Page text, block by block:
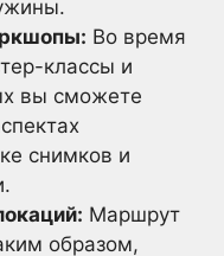
Во время
классы и
вы сможете
снимков и
Маршрут
образом,